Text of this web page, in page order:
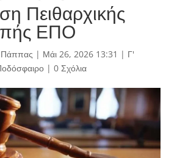
Πειθαρχικής
ΕΠΟ
Πάππας | Μάι 26, 2026 13:31 | Γ'
| 0 Σχόλια